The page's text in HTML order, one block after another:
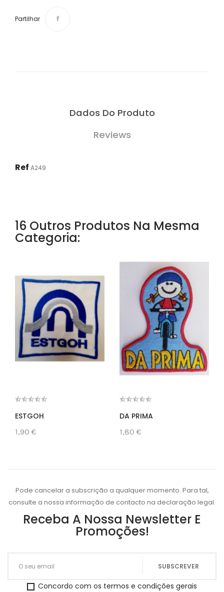
Partilhar
Dados Do Produto
Reviews
Ref A249
16 Outros Produtos Na Mesma
Categoria:
ESTGOH
1,90 €
DA PRIMA
1,80 €
Pode cancelar a subscrição a qualquer momento. Para tal,
consulte a nossa informação de contacto na declaração legal.
Receba A Nossa Newsletter E
Promoções!
Concordo com os termos e condições gerais